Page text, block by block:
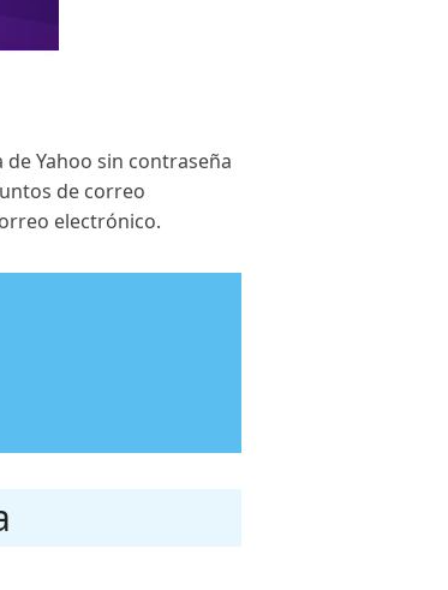
Yahoo sin contraseña
de correo
electrónico.